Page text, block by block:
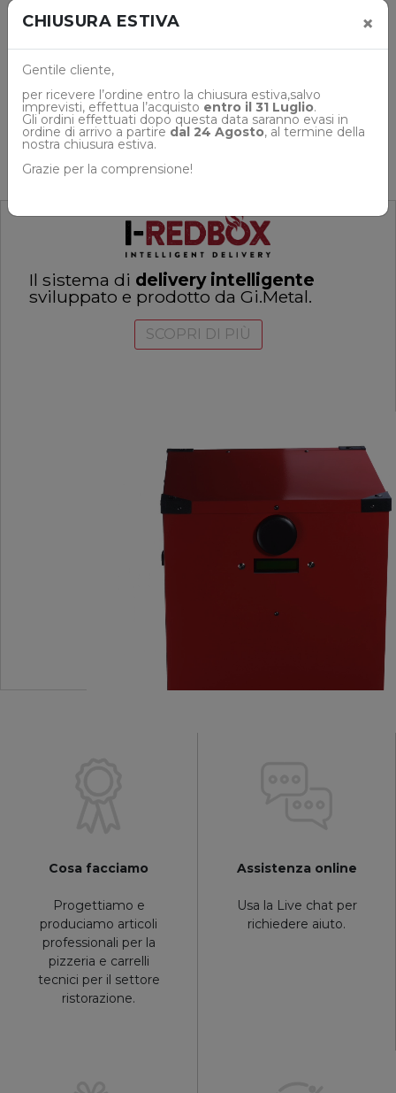
Previous
1 2 Next
Mostra 1-16 di 17 Risultati
Il sistema di delivery intelligente
sviluppato e prodotto da Gi.Metal.
SCOPRI DI PIÙ
Cosa facciamo
Progettiamo e
produciamo articoli
professionali per la
pizzeria e carrelli
tecnici per il settore
ristorazione.
Assistenza online
Usa la Live chat per
richiedere aiuto.
CHIUSURA ESTIVA ×
Gentile cliente,
per ricevere l’ordine entro la chiusura estiva,salvo
imprevisti, effettua l’acquisto entro il 31 Luglio.
Gli ordini effettuati dopo questa data saranno evasi in
ordine di arrivo a partire dal 24 Agosto, al termine della
nostra chiusura estiva.
Grazie per la comprensione!